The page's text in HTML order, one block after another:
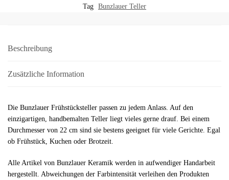
Tag Bunzlauer Teller
Beschreibung
Zusätzliche Information
Die Bunzlauer Frühstücksteller passen zu jedem Anlass. Auf den
einzigartigen, handbemalten Teller liegt vieles gerne drauf. Bei einem
Durchmesser von 22 cm sind sie bestens geeignet für viele Gerichte. Egal
ob Frühstück, Kuchen oder Brotzeit.
Alle Artikel von Bunzlauer Keramik werden in aufwendiger Handarbeit
hergestellt. Abweichungen der Farbintensität verleihen den Produkten